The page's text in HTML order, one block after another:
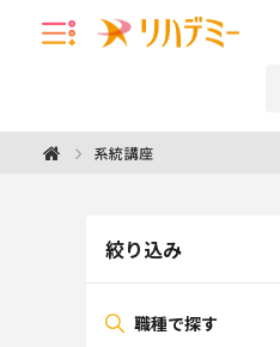
系統講座
絞り込み
職種で探す